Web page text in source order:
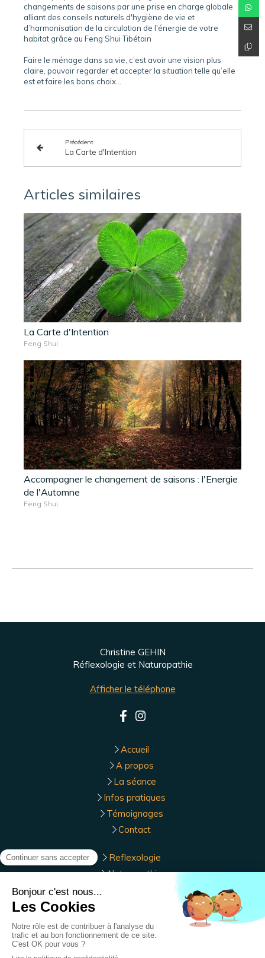
changements de saisons par une prise en charge globale
alliant des conseils naturels d'hygiène de vie et
d’harmonisation de la circulation de l'énergie de votre
habitat grâce au Feng Shui Tibétain
Faire le ménage dans sa vie, c’est avoir une vision plus
claire, pouvoir regarder et accepter la situation telle qu’elle
est et faire les bons choix...
Précédent
La Carte d'Intention
Articles similaires
La Carte d'Intention
Feng Shui
Accompagner le changement de saisons : l'Energie
de l'Automne
Feng Shui
Christine GEHIN
Réflexologie et Naturopathie
Afficher le téléphone
Accueil
A propos
La séance
Infos pratiques
Témoignages
Contact
Reflexologie
Naturopathie
Vaucluse, Piolenc, Camaret-sur-Aigues, Jonquières,
Courthézon, Roquemaure, Laudun-l'Ardoise, Bédarrides,
Sarrians, Pujaut, Bagnols-sur-Cèze, Sorgues, Bollène